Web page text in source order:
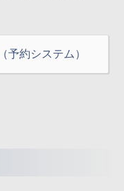
予約システム）